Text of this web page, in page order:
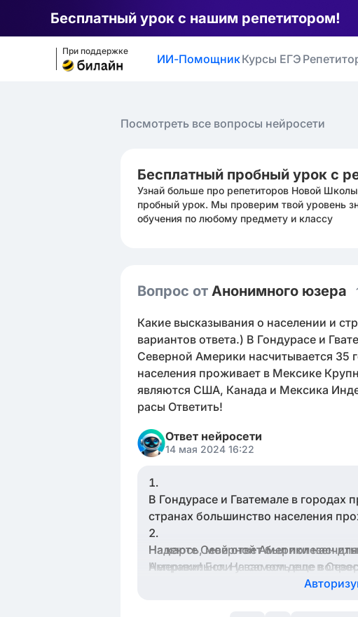
Бесплатный урок с нашим репетитором!
При поддержке
ИИ-ПомощникКурсы ЕГЭ
Посмотреть все вопросы нейросети
Бесплатный пробный урок с
Узнай больше про репетиторов Новой
пробный урок. Мы проверим твой уровень
обучения по любому предмету и классу
Вопрос от Анонимного юзера
Какие высказывания о населении и
вариантов ответа.) В Гондурасе и
Северной Америки насчитывается 35
населения проживает в Мексике
являются США, Канада и Мексика
расы Ответить!
Ответ нейросети
14 мая 2024 16:22
В Гондурасе и Гватемале в городах
странах большинство населения
На карте Северной Америки
Неправильно. На самом деле в
независимые государства, а не
Надеюсь, мой ответ был полезен
Америки! Если у вас есть еще